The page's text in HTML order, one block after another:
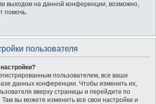
выходом на данной конференции, возможно,
помочь.
пользователя
пользователем, все ваши
данных конференции. Чтобы изменить их,
вверху страницы и перейдите по
. Там вы можете изменить все свои настройки и